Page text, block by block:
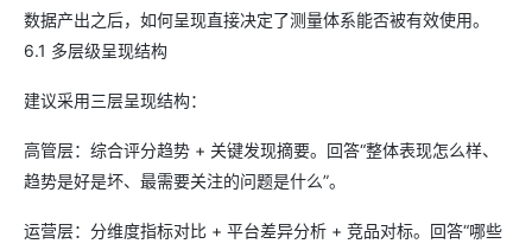
数据产出之后，如何呈现直接决定了测量体系能否被有效使用。
6.1 多层级呈现结构
建议采用三层呈现结构：
高管层：综合评分趋势 + 关键发现摘要。回答“整体表现怎么样、
趋势是好是坏、最需要关注的问题是什么”。
运营层：分维度指标对比 + 平台差异分析 + 竞品对标。回答“哪些